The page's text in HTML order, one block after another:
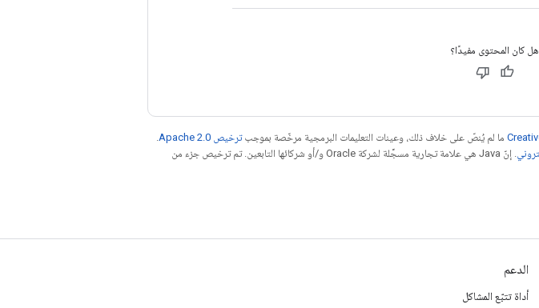
هل كان المحتوى مفيدًا؟
ما لم يُنصّ على خلاف ذلك، وعينات التعليمات البرمجية مرخّصة بموجبترخيص Apache 2.0‏
. إنّ Java هي علامة تجارية مسجَّلة لشركة Oracle و/أو شركائها التابعين. تم ترخيص جزء من
الدعم
أداة تتبّع المشاكل